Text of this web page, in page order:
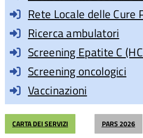
Rete Locale delle Cure
Ricerca ambulatori
Screening Epatite C
Screening oncologici
Vaccinazioni
CARTA DEI SERVIZI PARS 2026